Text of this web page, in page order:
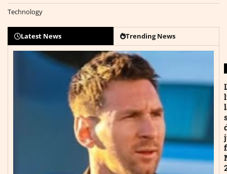
Technology
Latest News Trending News